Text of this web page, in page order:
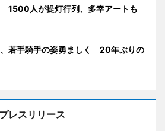
1500人が提灯行列、多幸アートも
、若手騎手の姿勇ましく 20年ぶりの
プレスリリース